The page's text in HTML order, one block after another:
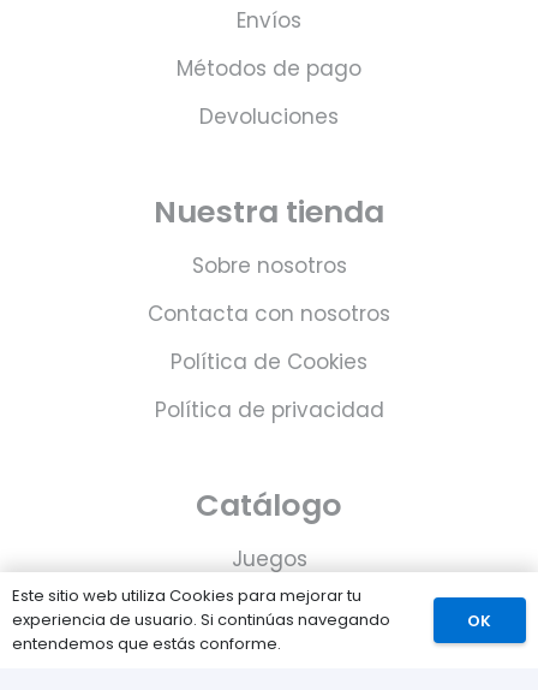
Envíos
Métodos de pago
Devoluciones
Nuestra tienda
Sobre nosotros
Contacta con nosotros
Política de Cookies
Política de privacidad
Catálogo
Juegos
Consolas
Accesorios para tu PS5
Este sitio web utiliza Cookies para mejorar tu
experiencia de usuario. Si continúas navegando
entendemos que estás conforme.
OK